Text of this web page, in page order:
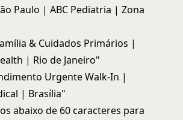
Paulo | ABC Pediatria | Zona
& Cuidados Primários |
| Rio de Janeiro"
Urgente Walk-In |
| Brasília"
abaixo de 60 caracteres para